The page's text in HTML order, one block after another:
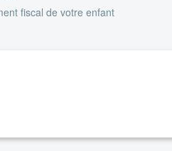
fiscal de votre enfant